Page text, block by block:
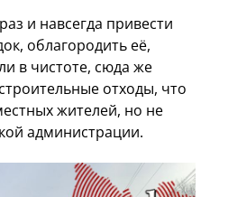
и навсегда привести
облагородить её,
в чистоте, сюда же
отходы, что
жителей, но не
администрации.